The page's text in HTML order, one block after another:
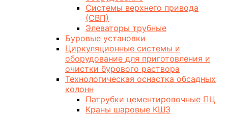
Системы верхнего привода
(СВП)
Элеваторы трубные
Буровые установки
Циркуляционные системы и
оборудование для приготовления и
очистки бурового раствора
Технологическая оснастка обсадных
колонн
Патрубки цементировочные ПЦ
Краны шаровые КШЗ